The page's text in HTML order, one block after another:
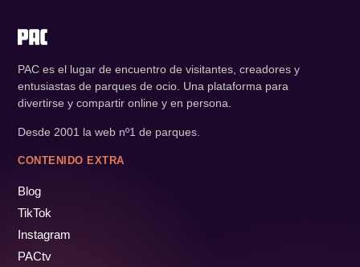
PAC es el lugar de encuentro de visitantes, creadores y
entusiastas de parques de ocio. Una plataforma para
divertirse y compartir online y en persona.
Desde 2001 la web nº1 de parques.
CONTENIDO EXTRA
Blog
TikTok
Instagram
PACtv